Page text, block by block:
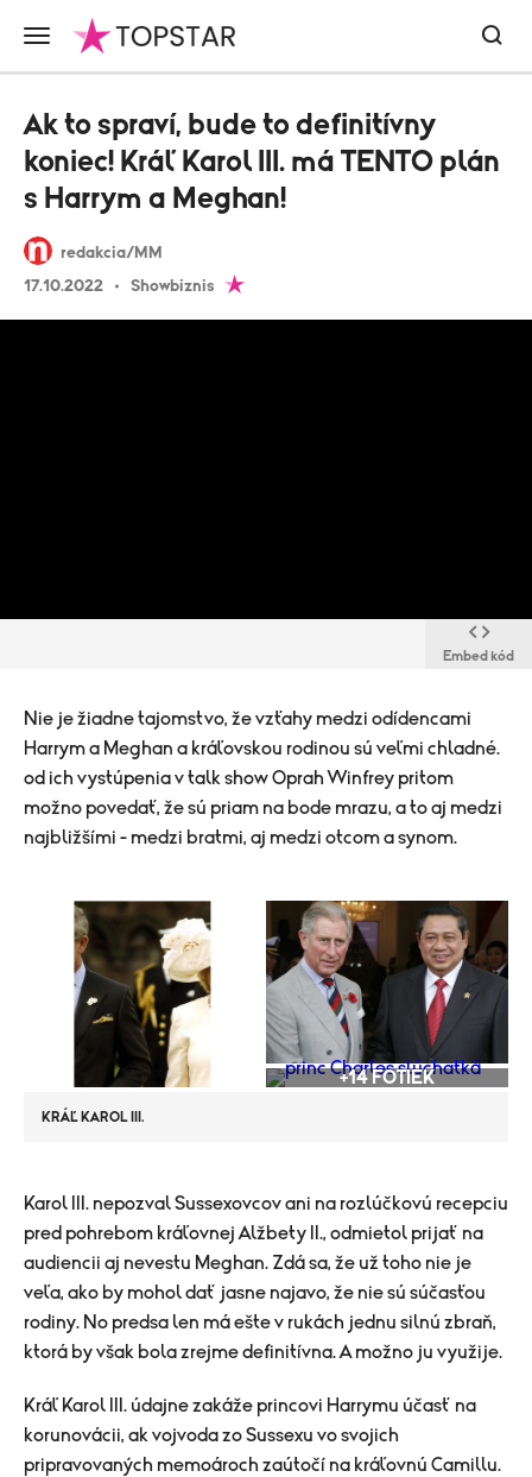
redakcia/MM
17.10.2022
Showbiznis
Ak to spraví, bude to definitívny
koniec! Kráľ Karol III. má TENTO plán
s Harrym a Meghan!
Embed kód
Nie je žiadne tajomstvo, že vzťahy medzi odídencami
Harrym a Meghan a kráľovskou rodinou sú veľmi chladné.
od ich vystúpenia v talk show Oprah Winfrey pritom
možno povedať, že sú priam na bode mrazu, a to aj medzi
najbližšími - medzi bratmi, aj medzi otcom a synom.
+14 FOTIEK
KRÁĽ KAROL III.
​Karol III. nepozval Sussexovcov ani na rozlúčkovú recepciu
pred pohrebom kráľovnej Alžbety II., odmietol prijať na
audiencii aj nevestu Meghan. Zdá sa, že už toho nie je
veľa, ako by mohol dať jasne najavo, že nie sú súčasťou
rodiny. No predsa len má ešte v rukách jednu silnú zbraň,
ktorá by však bola zrejme definitívna. A možno ju využije.
Kráľ Karol III. údajne zakáže princovi Harrymu účasť na
korunovácii, ak vojvoda zo Sussexu vo svojich
pripravovaných memoároch zaútočí na kráľovnú Camillu.